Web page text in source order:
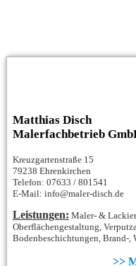
Matthias Disch
Malerfachbetrieb
Kreuzgartenstraße 15
79238 Ehrenkirchen
Telefon: 07633 / 801541
E-Mail: info@maler-disch.de
Leistungen: Maler- &
Oberflächengestaltung,
Bodenbeschichtungen, Brand-,
>>